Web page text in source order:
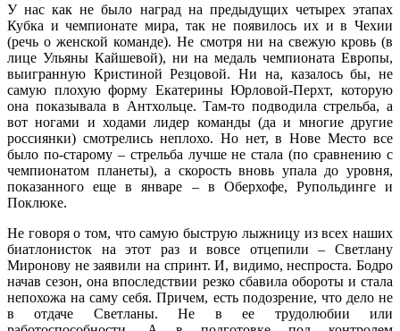
У нас как не было наград на предыдущих четырех этапах
Кубка и чемпионате мира, так не появилось их и в Чехии
(речь о женской команде). Не смотря ни на свежую кровь (в
лице Ульяны Кайшевой), ни на медаль чемпионата Европы,
выигранную Кристиной Резцовой. Ни на, казалось бы, не
самую плохую форму Екатерины Юрловой-Перхт, которую
она показывала в Антхольце. Там-то подводила стрельба, а
вот ногами и ходами лидер команды (да и многие другие
россиянки) смотрелись неплохо. Но нет, в Нове Место все
было по-старому – стрельба лучше не стала (по сравнению с
чемпионатом планеты), а скорость вновь упала до уровня,
показанного еще в январе – в Оберхофе, Рупольдинге и
Поклюке.
Не говоря о том, что самую быструю лыжницу из всех наших
биатлонисток на этот раз и вовсе отцепили – Светлану
Миронову не заявили на спринт. И, видимо, неспроста. Бодро
начав сезон, она впоследствии резко сбавила обороты и стала
непохожа на саму себя. Причем, есть подозрение, что дело не
в отдаче Светланы. Не в ее трудолюбии или